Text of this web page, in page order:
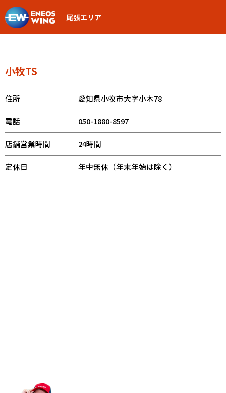
尾張エリア
小牧TS
住所 愛知県小牧市大字小木78
電話 050-1880-8597
店舗営業時間 24時間
定休日 年中無休（年末年始は除く）